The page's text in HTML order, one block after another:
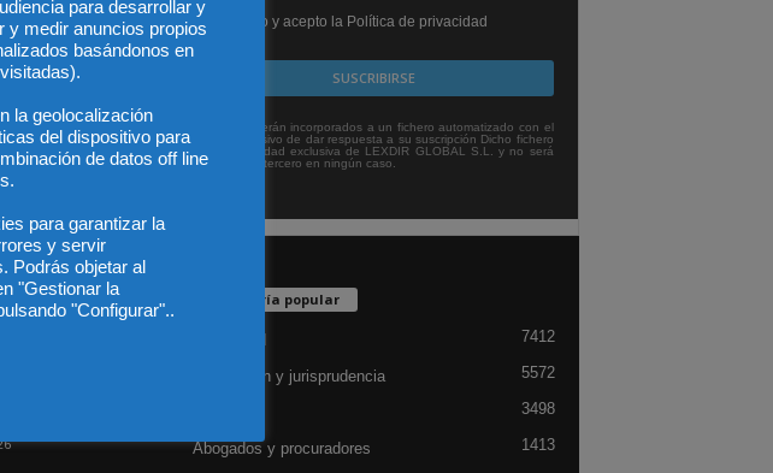
He leído y acepto la Política de privacidad
Sus datos serán incorporados a un fichero automatizado con el
objeto exclusivo de dar respuesta a su suscripción Dicho fichero
es de titularidad exclusiva de LEXDIR GLOBAL S.L. y no será
cedido a un tercero en ningún caso.
se exponen a
penales
Categoría popular
7412
Legislación y jurisprudencia 5572
3498
Abogados y procuradores
1413
para desarrollar y
y medir anuncios propios
basándonos en
la geolocalización
del dispositivo para
de datos off line
para garantizar la
y servir
Podrás objetar al
"Gestionar la
"Configurar"..